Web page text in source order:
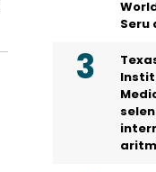
Seru